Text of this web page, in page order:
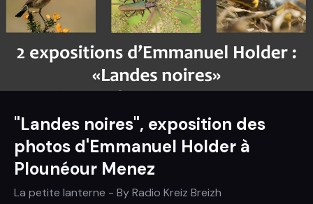
"Landes noires", exposition des
photos d'Emmanuel Holder à
Plounéour Menez
La petite lanterne - ByRadio Kreiz Breizh